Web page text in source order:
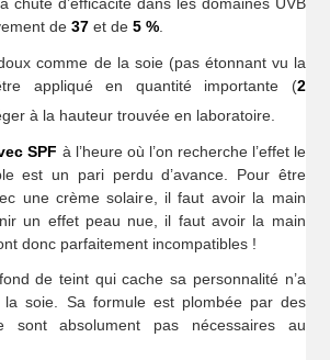
de37et de5 %
doux comme de la soie (pas étonnant vu la
appliqué en quantité importante (2
à la hauteur trouvée en laboratoire.
SPF à l’heure où l’on recherche l’effet le
est un pari perdu d’avance. Pour être
une crème solaire, il faut avoir la main
un effet peau nue, il faut avoir la main
donc parfaitement incompatibles !
de teint qui cache sa personnalité n’a
soie. Sa formule est plombée par des
sont absolument pas nécessaires au